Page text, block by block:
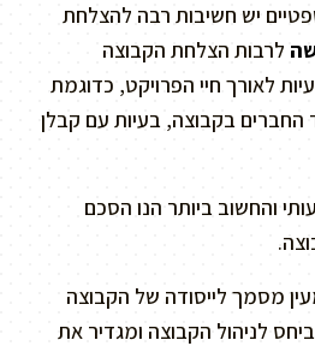
יש חשיבות רבה להצלחת
לרבות הצלחת הקבוצה
לאורך חיי הפרויקט, כדוגמת
החברים בקבוצה, בעיות עם קבלן
והחשוב ביותר הנו הסכם
מסמך לייסודה של הקבוצה
לניהול הקבוצה ומגדיר את